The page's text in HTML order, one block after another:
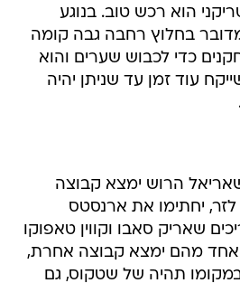
כדי לכבוש שערים והוא
עוד זמן עד שניתן יהיה
שאריק סאבו וקווין טאפוקו
מהם ימצא קבוצה אחרת,
תהיה של שטקוס, גם
עוד שני שוערים ישראלים